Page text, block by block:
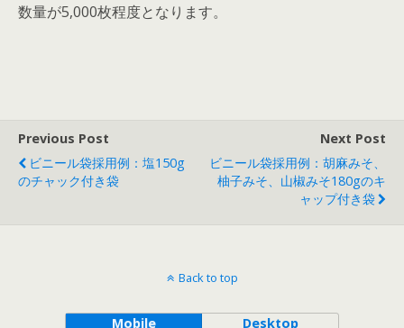
数量が5,000枚程度となります。
Previous Post
ビニール袋採用例：塩150g
のチャック付き袋
Next Post
ビニール袋採用例：胡麻みそ、
柚子みそ、山椒みそ180gのキ
ャップ付き袋
Back to top
Mobile Desktop